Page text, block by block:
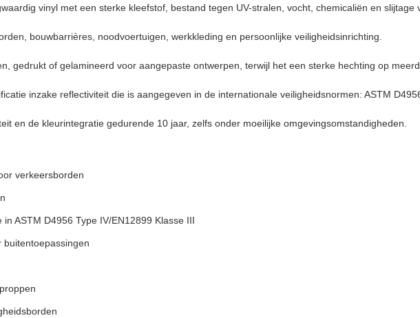
vinyl met een sterke kleefstof, bestand tegen UV-stralen, vocht, chemicaliën en slijtage
bouwbarrières, noodvoertuigen, werkkleding en persoonlijke veiligheidsinrichting.
gedrukt of gelamineerd voor aangepaste ontwerpen, terwijl het een sterke hechting op
inzake reflectiviteit die is aangegeven in de internationale veiligheidsnormen: ASTM
en de kleurintegratie gedurende 10 jaar, zelfs onder moeilijke omgevingsomstandigheden.
verkeersborden
ASTM D4956 Type IV/EN12899 Klasse III
buitentoepassingen